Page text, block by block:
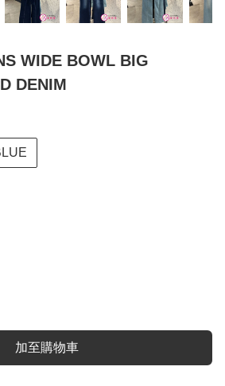
WIDE BOWL BIG
DENIM
加至購物車